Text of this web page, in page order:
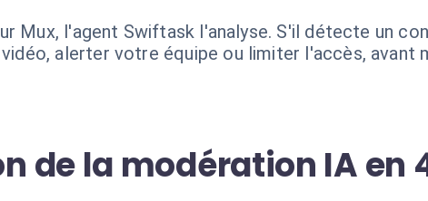
Mux, l'agent Swiftask l'analyse. S'il détecte un
alerter votre équipe ou limiter l'accès, avant
de la modération IA en